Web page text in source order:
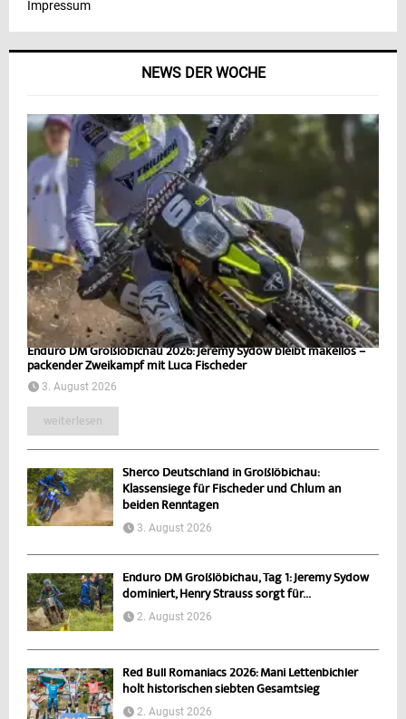
NEWS DER WOCHE
Enduro DM Großlöbichau 2026: Jeremy Sydow bleibt makellos –
packender Zweikampf mit Luca Fischeder
3. August 2026
weiterlesen
Sherco Deutschland in Großlöbichau:
Klassensiege für Fischeder und Chlum an
beiden Renntagen
3. August 2026
Enduro DM Großlöbichau, Tag 1: Jeremy Sydow
dominiert, Henry Strauss sorgt für...
2. August 2026
Red Bull Romaniacs 2026: Mani Lettenbichler
holt historischen siebten Gesamtsieg
2. August 2026
Impressum